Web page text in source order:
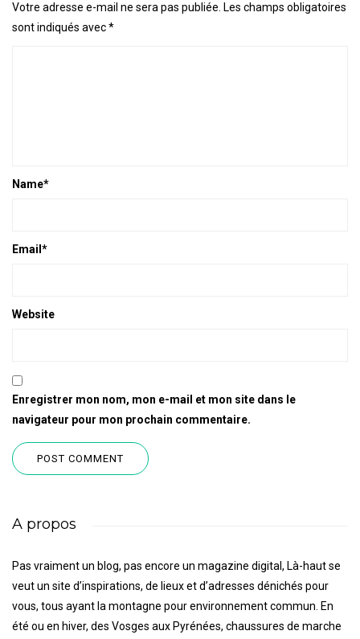
Votre adresse e-mail ne sera pas publiée. Les champs obligatoires
sont indiqués avec*
Name*
Email *
Website
Enregistrer mon nom, mon e-mail et mon site dans le
navigateur pour mon prochain commentaire.
A propos
Pas vraiment un blog, pas encore un magazine digital, Là-haut se
veut un site d’inspirations, de lieux et d’adresses dénichés pour
vous, tous ayant la montagne pour environnement commun. En
été ou en hiver, des Vosges aux Pyrénées, chaussures de marche